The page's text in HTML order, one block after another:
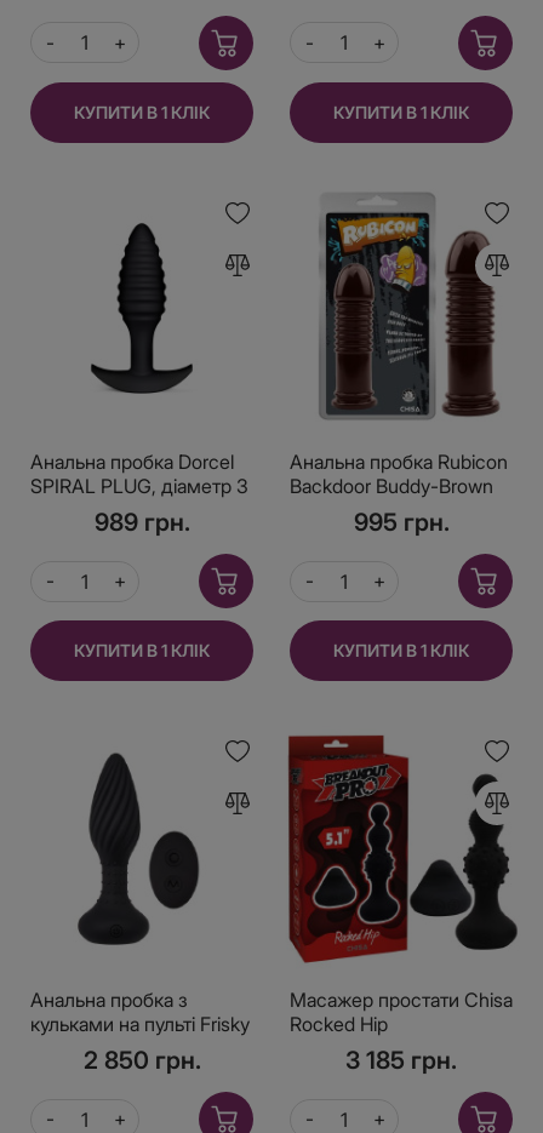
КУПИТИ В 1 КЛІК КУПИТИ В 1 КЛІК
Анальна пробка Dorcel
SPIRAL PLUG, діаметр 3
см, силікон989 грн.
КУПИТИ В 1 КЛІК
Анальна пробка Rubicon
Backdoor Buddy-Brown
995 грн.
КУПИТИ В 1 КЛІК
Анальна пробка з
кульками на пульті Frisky
Beaded Plug Chisa
2 850 грн.
Масажер простати Chisa
Rocked Hip
3 185 грн.